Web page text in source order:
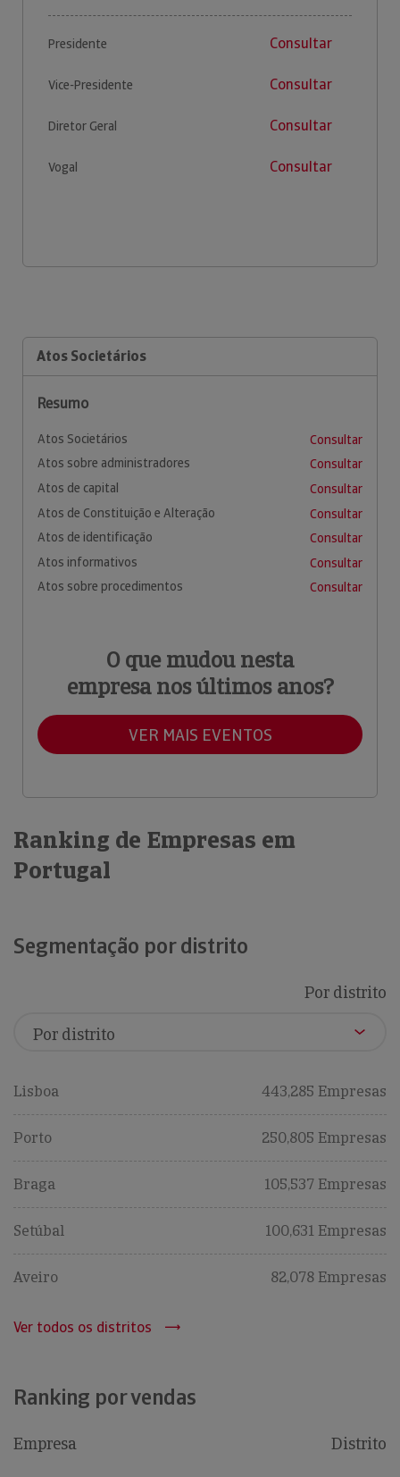
Presidente Consultar
Vice-Presidente Consultar
Diretor Geral Consultar
Vogal Consultar
Atos Societários
Resumo
Atos Societários
Consultar
Atos sobre administradores
Consultar
Atos de capital
Consultar
Atos de Constituição e Alteração
Consultar
Atos de identificação
Consultar
Atos informativos
Consultar
Atos sobre procedimentos
Consultar
O que mudou nesta
empresa nos últimos anos?
VER MAIS EVENTOS
Ranking de Empresas em
Portugal
Segmentação por distrito
Por distrito
Lisboa 443,285 Empresas
Porto 250,805 Empresas
Braga 105,537 Empresas
Setúbal 100,631 Empresas
Aveiro 82,078 Empresas
Ver todos os distritos
Ranking por vendas
Empresa Distrito